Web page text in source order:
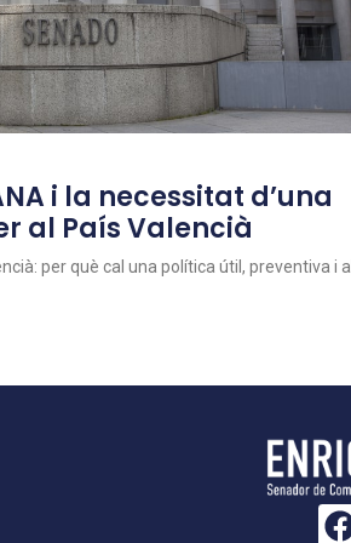
i la necessitat d’una
al País Valencià
per què cal una política útil, preventiva i al